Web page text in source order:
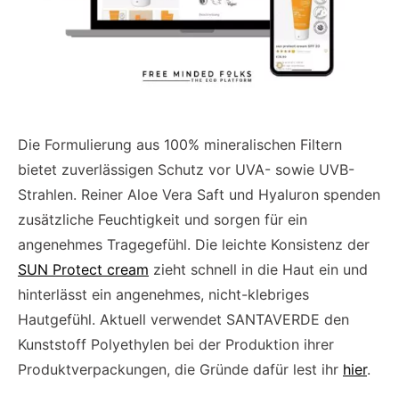
Die Formulierung aus 100% mineralischen Filtern
bietet zuverlässigen Schutz vor UVA- sowie UVB-
Strahlen. Reiner Aloe Vera Saft und Hyaluron spenden
zusätzliche Feuchtigkeit und sorgen für ein
angenehmes Tragegefühl. Die leichte Konsistenz der
SUN Protect cream zieht schnell in die Haut ein und
hinterlässt ein angenehmes, nicht-klebriges
Hautgefühl. Aktuell verwendet SANTAVERDE den
Kunststoff Polyethylen bei der Produktion ihrer
Produktverpackungen, die Gründe dafür lest ihr hier.